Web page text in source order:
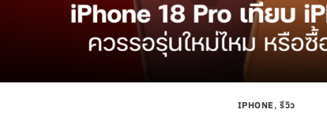
IPHONE,รีวิว